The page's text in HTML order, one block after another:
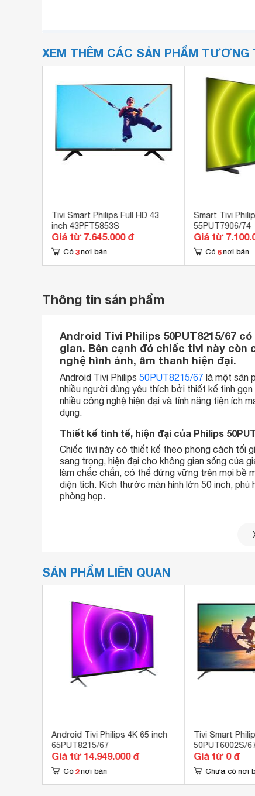
XEM THÊM CÁC SẢN PHẨM TƯƠNG
Tivi Smart Philips Full HD 43
inch 43PFT5853S
Giá từ 7.645.000 đ
Có 3 nơi bán
Smart Tivi
55PUT7906/74
Giá từ
Có 6 nơi bán
Thông tin sản phẩm
Android Tivi Philips 50PUT8215/67
gian. Bên cạnh đó chiếc tivi này
nghệ hình ảnh, âm thanh hiện đại.
Android Tivi Philips 50PUT8215/67 là một sản
nhiều người dùng yêu thích bởi thiết kế tinh
nhiều công nghệ hiện đại và tính năng tiện ích
dụng.
Thiết kế tinh tế, hiện đại của Philips
Chiếc tivi này có thiết kế theo phong cách tối
sang trọng, hiện đại cho không gian sống của
làm chắc chắn, có thể đứng vững trên mọi bề
diện tích. Kích thước màn hình lớn 50 inch,
phòng họp.
SẢN PHẨM LIÊN QUAN
Android Tivi Philips 4K 65 inch
65PUT8215/67
Giá từ 14.949.000 đ
Có 2 nơi bán
Tivi Smart
50PUT6002S/
Giá từ 0 đ
Chưa có nơi